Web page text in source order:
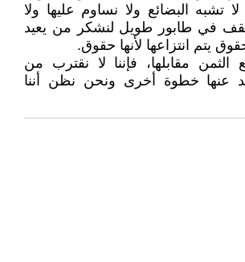
تشبه البضائع ولا نساوم عليها ولا
نقف في طابور طويل لنشكر من يعيد
يتم انتزاعها لأنها حقوق.
الثمن مقابلها، فإننا لا نقترب من
عنها خطوة أخرى ونحن نظن أننا